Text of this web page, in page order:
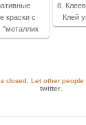
краски с
8.
Клей
closed. Let other
twitter.